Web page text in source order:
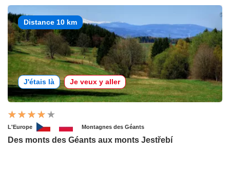
Distance 10 km
J'étais là Je veux y aller
L'Europe Montagnes des Géants
Des monts des Géants aux monts Jestřebí